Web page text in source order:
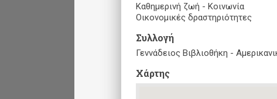
Καθημερινή ζωή - Κοινωνία
Οικονομικές δραστηριότητες
Συλλογή
Γεννάδειος Βιβλιοθήκη -
Xάρτης